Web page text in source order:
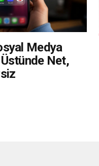
Medya
Üstünde Net,